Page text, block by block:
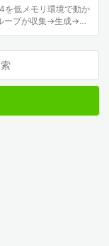
を低メモリ環境で動か
ープが収集→生成→検